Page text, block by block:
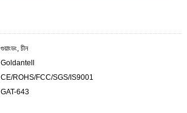
গুয়াংডং, চীন
Goldantell
CE/ROHS/FCC/SGS/IS9001
GAT-643